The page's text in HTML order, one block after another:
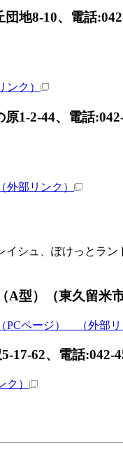
地8-10、電話:042-
ク）
1-2-44、電話:042-
部リンク）
シュ、ぽけっとラ
型）（東久留米
ページ） （外部リ
62、電話:042-
）